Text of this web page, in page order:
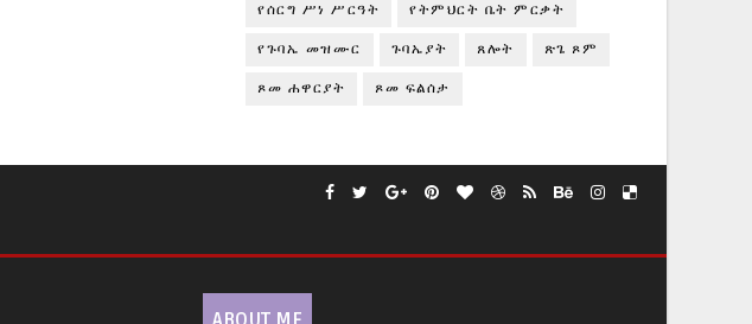
የሰርግ ሥነ ሥርዓት የትምህርት ቤት ምርቃት
የጉባኤ መዝሙር ጉባኤያት ጸሎት ጽጌ ጾም
ጾመ ሐዋርያት ጾመ ፍልሰታ